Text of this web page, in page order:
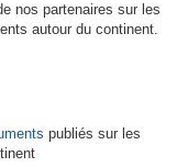
nos partenaires sur les
autour du continent.
publiés sur les